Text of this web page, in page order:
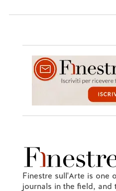
Finestre sull'Arte is one
journals in the field,